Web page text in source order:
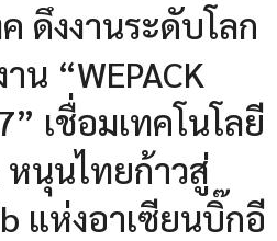
ดึงงานระดับโลก
น “WEPACK
เชื่อมเทคโนโลยี
นุนไทยก้าวสู่
แห่งอาเซียนบิ๊กอี